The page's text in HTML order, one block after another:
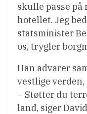
skulle passe på
hotellet. Jeg
statsminister
os, trygler
Han advarer
vestlige
– Støtter du
land, siger